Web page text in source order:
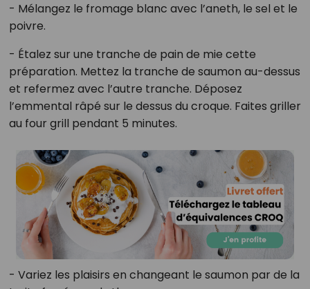
- Mélangez le fromage blanc avec l’aneth, le sel et le
poivre.
- Étalez sur une tranche de pain de mie cette
préparation. Mettez la tranche de saumon au-dessus
et refermez avec l’autre tranche. Déposez
l’emmental râpé sur le dessus du croque. Faites griller
au four grill pendant 5 minutes.
- Variez les plaisirs en changeant le saumon par de la